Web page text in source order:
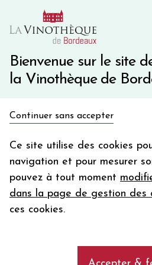
Bienvenue sur le site
la Vinothèque de
Continuer sans accepter
Ce site utilise des cookies
navigation et pour mesurer
pouvez à tout moment
dans la page de gestion des
ces cookies.
10€ de remise immédiate sur
Une question ?
en bon
Votre
email
En m’abonnant, j’accepte